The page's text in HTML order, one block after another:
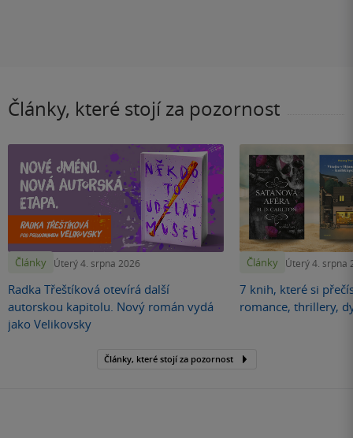
Články, které stojí za pozornost
Články Úterý 4. srpna 2026
Radka Třeštíková otevírá další
autorskou kapitolu. Nový román vydá
jako Velikovsky
Články Úterý 4. srpna
7 knih, které si
romance, thrillery,
Články, které stojí za pozornost